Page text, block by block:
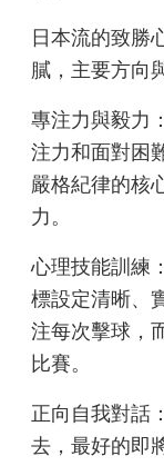
日本流的致勝
膩，主要方向
專注力與毅力
注力和面對困
嚴格紀律的核
力。
心理技能訓練
標設定清晰、
注每次擊球，
比賽。
正向自我對話
去，最好的即